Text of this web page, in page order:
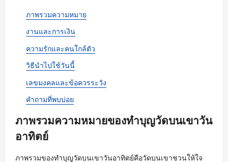
ภาพรวมความหมาย
งานและการเงิน
ความรักและคนใกล้ตัว
วิธีนำไปใช้วันนี้
เลขมงคลและข้อควรระวัง
คำถามที่พบบ่อย
ภาพรวมความหมายของทำบุญวัดบนเขาวัน
อาทิตย์
ภาพรวมของทำบุญวัดบนเขาวันอาทิตย์คือวัดบนเขาชวนให้ใจ